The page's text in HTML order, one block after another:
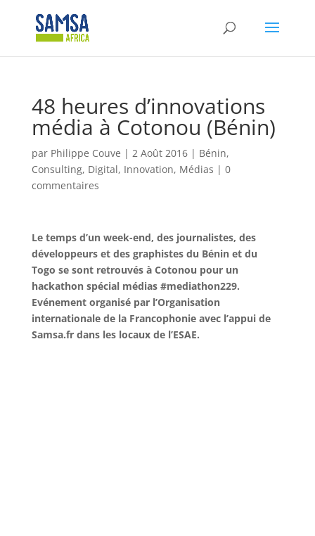
48 heures d’innovations
média à Cotonou (Bénin)
par Philippe Couve | 2 Août 2016| Bénin,
Consulting, Digital, Innovation, Médias | 0
commentaires
Le temps d’un week-end, des journalistes, des
développeurs et des graphistes du Bénin et du
Togo se sont retrouvés à Cotonou pour un
hackathon spécial médias #mediathon229.
Evénement organisé par l’Organisation
internationale de la Francophonie avec l’appui de
Samsa.fr dans les locaux de l’ESAE.